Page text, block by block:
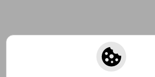
Suscríbete para recibir ofertas y
promociones